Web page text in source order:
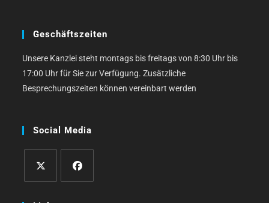
Geschäftszeiten
Unsere Kanzlei steht montags bis freitags von 8:30 Uhr bis
17:00 Uhr für Sie zur Verfügung. Zusätzliche
Besprechungszeiten können vereinbart werden
Social Media